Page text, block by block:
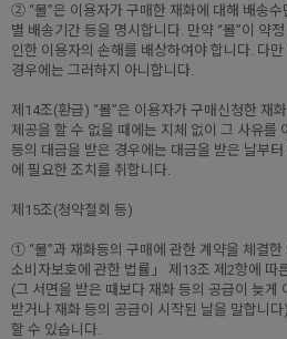
② “몰”은 이용자가 구매한 재화에 대해 배송
별 배송기간 등을 명시합니다. 만약 “몰”이 약
인한 이용자의 손해를 배상하여야 합니다. 다만
경우에는 그러하지 아니합니다.
제14조(환급) “몰”은 이용자가 구매신청한 재
제공을 할 수 없을 때에는 지체 없이 그 사유를
등의 대금을 받은 경우에는 대금을 받은 날부
에 필요한 조치를 취합니다.
제15조(청약철회 등)
① “몰”과 재화등의 구매에 관한 계약을 체결한
소비자보호에 관한 법률」 제13조 제2항에 따
(그 서면을 받은 때보다 재화 등의 공급이 늦게
받거나 재화 등의 공급이 시작된 날을 말합니
할 수 있습니다.